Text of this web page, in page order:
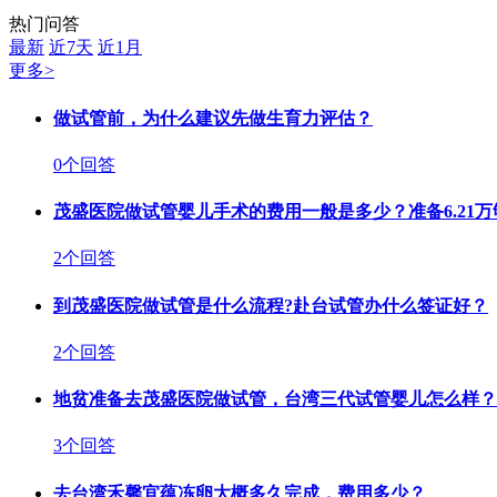
热门问答
最新 近7天 近1月
更多>
做试管前，为什么建议先做生育力评估？
0个回答
茂盛医院做试管婴儿手术的费用一般是多少？准备6.21
2个回答
到茂盛医院做试管是什么流程?赴台试管办什么签证好？
2个回答
地贫准备去茂盛医院做试管，台湾三代试管婴儿怎么样？
3个回答
去台湾禾馨宜蕴冻卵大概多久完成，费用多少？